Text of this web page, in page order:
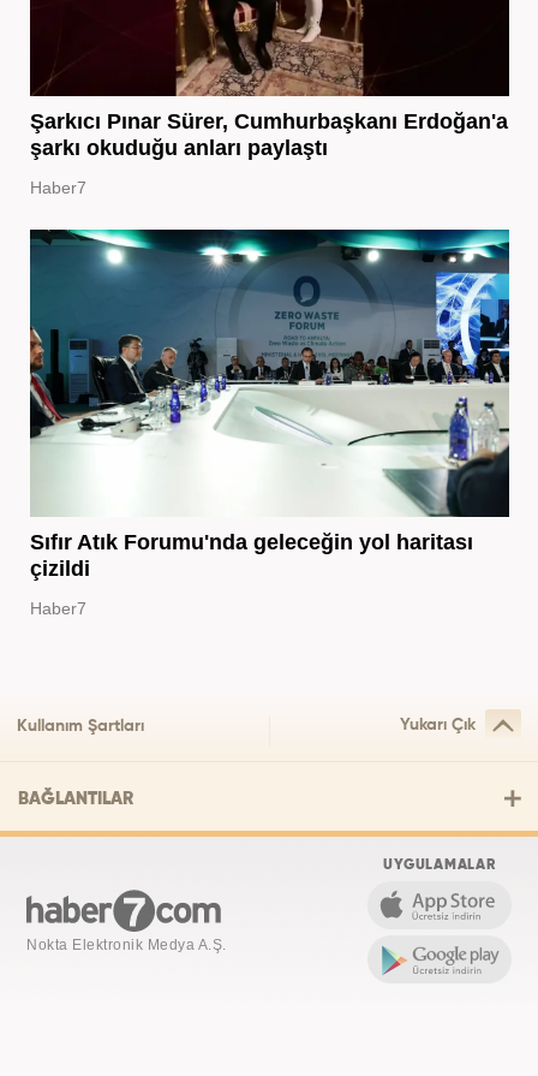
Şarkıcı Pınar Sürer, Cumhurbaşkanı Erdoğan'a
şarkı okuduğu anları paylaştı
Haber7
Sıfır Atık Forumu'nda geleceğin yol haritası
çizildi
Haber7
Kullanım Şartları Yukarı Çık
BAĞLANTILAR
Nokta Elektronik Medya A.Ş.
UYGULAMALAR